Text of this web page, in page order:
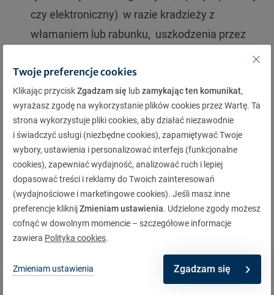
czy elektroniczny) w razie kradzieży z
włamaniem lub rabunku, uszkodzenia przez
dostarczenia bagażu powyżej 5 godzin;
OC w życiu prywatnym – to ochrona przed
finansowymi skutkami wyrządzenia szkody
osobom trzecim, ochrona obejmuje również
szkody polegające na przypadkowym
uszkodzeniu mienia w hotelu czy pensjonacie
(np. stłuczenie telewizora, lampy czy kabiny
prysznicowej);
koszty leczenia pourazowego w Polsce – po
Nie należy zapominać również oubezpieczeniu
Twoje preferencje cookies
Klikając przyciskZgadzam się lubzamykając ten komunikat,
wyrażasz zgodę na wykorzystanie plików cookies przez Wartę. Ta
strona wykorzystuje pliki cookies, aby działać niezawodnie
i świadczyć usługi (niezbędne cookies), zapamiętywać Twoje
wybory, ustawienia i personalizować interfejs (funkcjonalne
cookies), zapewniać wydajność, analizować ruch i lepiej
dopasować treści i reklamy do Twoich zainteresowań
(wydajnościowe i marketingowe cookies). Jeśli masz inne
preferencje kliknijZmieniam ustawienia. Udzielone zgody możesz
cofnąć w dowolnym momencie – szczegółowe informacje
zawiera Polityka cookies.
Zmieniam ustawienia Zgadzam się